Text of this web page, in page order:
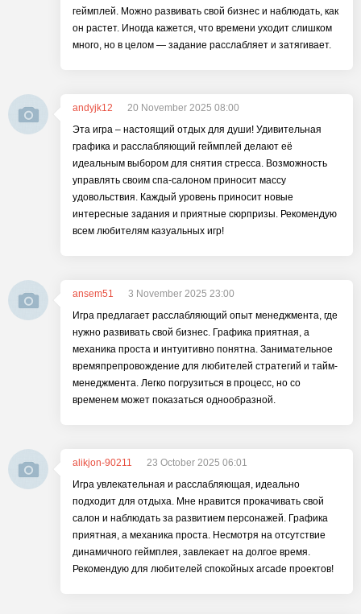
геймплей. Можно развивать свой бизнес и наблюдать, как
он растет. Иногда кажется, что времени уходит слишком
много, но в целом — задание расслабляет и затягивает.
andyjk12
20 November 2025 08:00
Эта игра – настоящий отдых для души! Удивительная
графика и расслабляющий геймплей делают её
идеальным выбором для снятия стресса. Возможность
управлять своим спа-салоном приносит массу
удовольствия. Каждый уровень приносит новые
интересные задания и приятные сюрпризы. Рекомендую
всем любителям казуальных игр!
ansem51
3 November 2025 23:00
Игра предлагает расслабляющий опыт менеджмента, где
нужно развивать свой бизнес. Графика приятная, а
механика проста и интуитивно понятна. Занимательное
времяпрепровождение для любителей стратегий и тайм-
менеджмента. Легко погрузиться в процесс, но со
временем может показаться однообразной.
alikjon-90211
23 October 2025 06:01
Игра увлекательная и расслабляющая, идеально
подходит для отдыха. Мне нравится прокачивать свой
салон и наблюдать за развитием персонажей. Графика
приятная, а механика проста. Несмотря на отсутствие
динамичного геймплея, завлекает на долгое время.
Рекомендую для любителей спокойных arcade проектов!